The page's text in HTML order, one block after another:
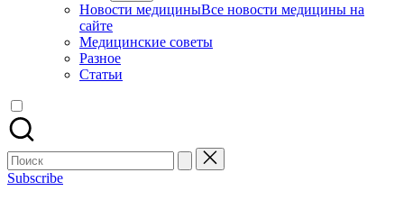
Новости медициныВсе новости медицины на
сайте
Медицинские советы
Разное
Статьи
Поиск
для:
Subscribe